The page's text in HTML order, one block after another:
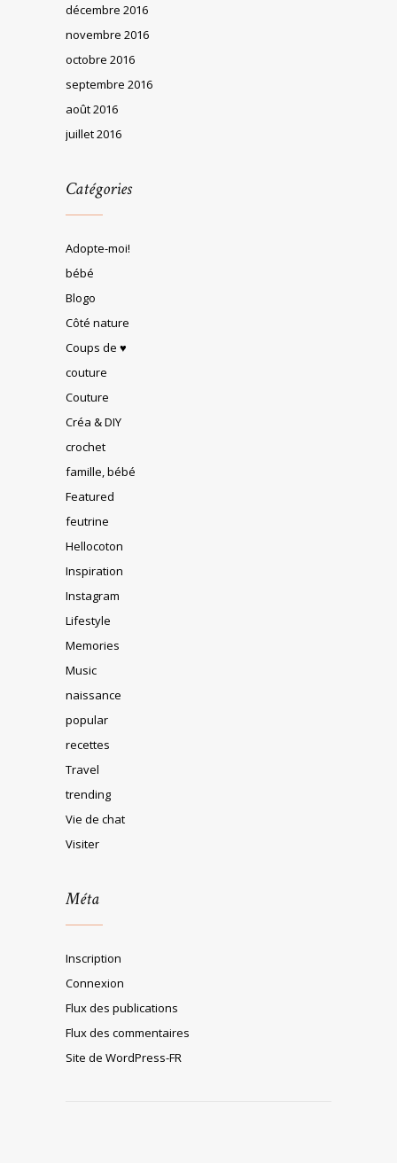
décembre 2016
novembre 2016
octobre 2016
septembre 2016
août 2016
juillet 2016
Catégories
Adopte-moi!
bébé
Blogo
Côté nature
Coups de ♥
couture
Couture
Créa & DIY
crochet
famille, bébé
Featured
feutrine
Hellocoton
Inspiration
Instagram
Lifestyle
Memories
Music
naissance
popular
recettes
Travel
trending
Vie de chat
Visiter
Méta
Inscription
Connexion
Flux des publications
Flux des commentaires
Site de WordPress-FR